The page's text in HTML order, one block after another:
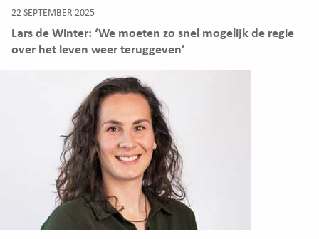
22 SEPTEMBER 2025
Lars de Winter: ‘We moeten zo snel mogelijk de regie
over het leven weer teruggeven’